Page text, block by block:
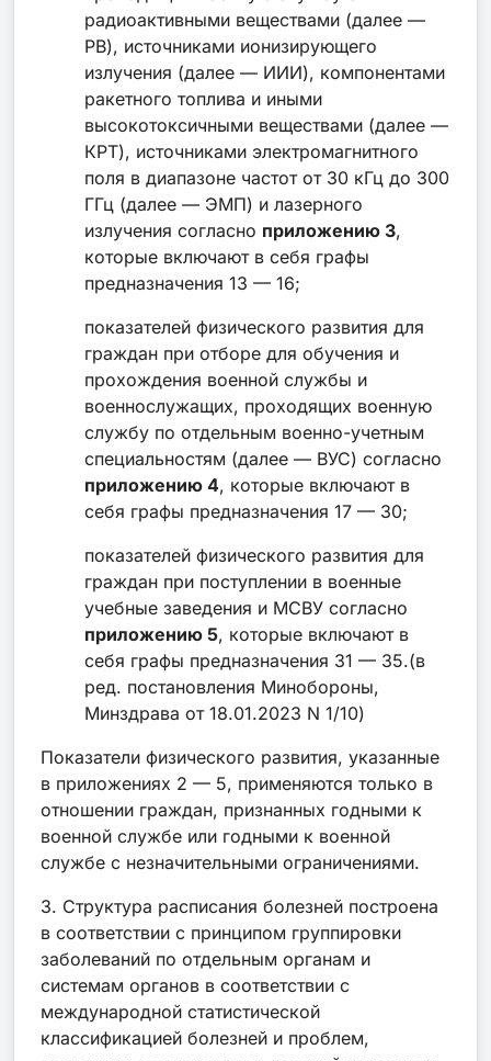
радиоактивными веществами (далее —
РВ), источниками ионизирующего
излучения (далее — ИИИ), компонентами
ракетного топлива и иными
высокотоксичными веществами (далее —
КРТ), источниками электромагнитного
поля в диапазоне частот от 30 кГц до 300
ГГц (далее — ЭМП) и лазерного
излучения согласно приложению 3,
которые включают в себя графы
предназначения 13 — 16;
показателей физического развития для
граждан при отборе для обучения и
прохождения военной службы и
военнослужащих, проходящих военную
службу по отдельным военно-учетным
специальностям (далее — ВУС) согласно
приложению 4, которые включают в
себя графы предназначения 17 — 30;
показателей физического развития для
граждан при поступлении в военные
учебные заведения и МСВУ согласно
приложению 5, которые включают в
себя графы предназначения 31 — 35.(в
ред. постановления Минобороны,
Минздрава от 18.01.2023 N 1/10)
Показатели физического развития, указанные
в приложениях 2 — 5, применяются только в
отношении граждан, признанных годными к
военной службе или годными к военной
службе с незначительными ограничениями.
3. Структура расписания болезней построена
в соответствии с принципом группировки
заболеваний по отдельным органам и
системам органов в соответствии с
международной статистической
классификацией болезней и проблем,